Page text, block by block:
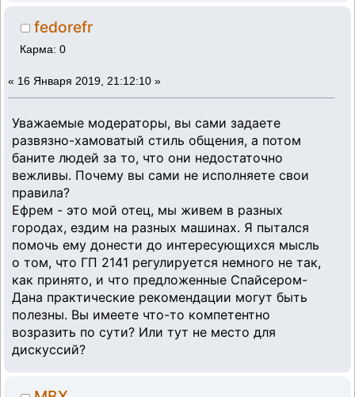
fedorefr
Карма: 0
« 16 Января 2019, 21:12:10 »
Уважаемые модераторы, вы сами задаете
развязно-хамоватый стиль общения, а потом
баните людей за то, что они недостаточно
вежливы. Почему вы сами не исполняете свои
правила?
Ефрем - это мой отец, мы живем в разных
городах, ездим на разных машинах. Я пытался
помочь ему донести до интересующихся мысль
о том, что ГП 2141 регулируется немного не так,
как принято, и что предложенные Спайсером-
Дана практические рекомендации могут быть
полезны. Вы имеете что-то компетентно
возразить по сути? Или тут не место для
дискуссий?